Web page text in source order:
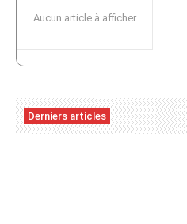
Aucun article à afficher
Derniers articles